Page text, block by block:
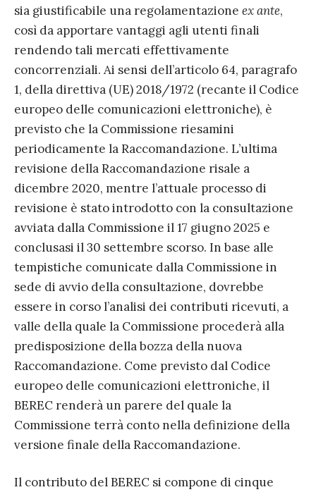
sia giustificabile una regolamentazione ex ante,
così da apportare vantaggi agli utenti finali
rendendo tali mercati effettivamente
concorrenziali. Ai sensi dell’articolo 64, paragrafo
1, della direttiva (UE) 2018/1972 (recante il Codice
europeo delle comunicazioni elettroniche), è
previsto che la Commissione riesamini
periodicamente la Raccomandazione. L’ultima
revisione della Raccomandazione risale a
dicembre 2020, mentre l’attuale processo di
revisione è stato introdotto con la consultazione
avviata dalla Commissione il 17 giugno 2025 e
conclusasi il 30 settembre scorso. In base alle
tempistiche comunicate dalla Commissione in
sede di avvio della consultazione, dovrebbe
essere in corso l’analisi dei contributi ricevuti, a
valle della quale la Commissione procederà alla
predisposizione della bozza della nuova
Raccomandazione. Come previsto dal Codice
europeo delle comunicazioni elettroniche, il
BEREC renderà un parere del quale la
Commissione terrà conto nella definizione della
versione finale della Raccomandazione.
Il contributo del BEREC si compone di cinque